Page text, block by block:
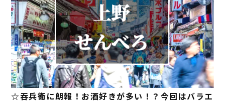
☆吞兵衛に朗報！お酒好きが多い！？今回はバラエ